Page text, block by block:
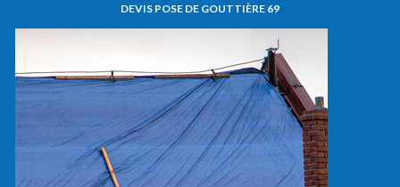
DEVIS POSE DE GOUTTIÈRE 69